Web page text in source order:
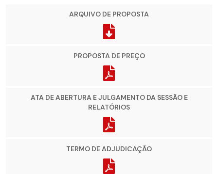
ARQUIVO DE PROPOSTA
PROPOSTA DE PREÇO
ATA DE ABERTURA E JULGAMENTO DA SESSÃO E
RELATÓRIOS
TERMO DE ADJUDICAÇÃO